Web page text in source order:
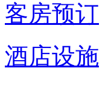
客房预订
酒店设施